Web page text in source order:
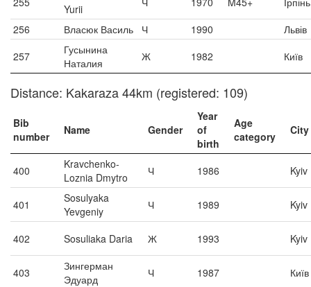
Yurii
256
Власюк Василь Ч 1990
Львів
257
Гусынина
Наталия
Ж 1982 Київ
Distance: Kakaraza 44km (registered: 109)
Bib
number
Name Gender
Year
of
birth
Age
category
City
400
Kravchenko-
Loznia Dmytro
Ч 1986 Kyiv
401
Sosulyaka
Yevgeniy
Ч 1989 Kyiv
402 Sosuliaka Daria Ж 1993 Kyiv
403
Зингерман
Эдуард
Ч 1987
Київ